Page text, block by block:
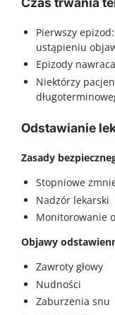
Pierwszy
ustąpieniu
Epizody
Niektórzy
Odstawianie
Zasady
Stopniowe
Nadzór lekarski
Monitorowanie
Objawy
Zawroty głowy
Nudności
Zaburzenia snu